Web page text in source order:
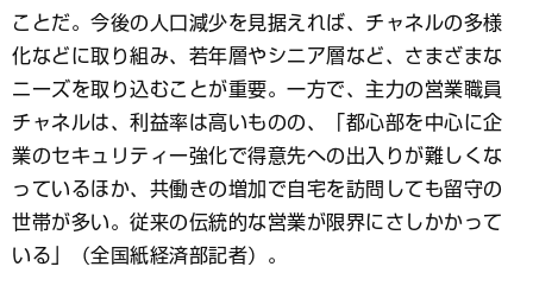
ことだ。今後の人口減少を見据えれば、チャネルの多様
化などに取り組み、若年層やシニア層など、さまざまな
ニーズを取り込むことが重要。一方で、主力の営業職員
チャネルは、利益率は高いものの、「都心部を中心に企
業のセキュリティー強化で得意先への出入りが難しくな
っているほか、共働きの増加で自宅を訪問しても留守の
世帯が多い。従来の伝統的な営業が限界にさしかかって
いる」（全国紙経済部記者）。